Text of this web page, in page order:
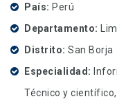
País Perú
Departamento
Distrito San Borja
Especialidad
Técnico y